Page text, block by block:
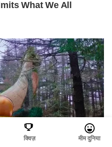
क्विज़ मीम दुनिया